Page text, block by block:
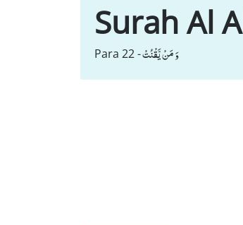
Surah Al
Para 22 -وَ مَنْ یَّقْنُتْ